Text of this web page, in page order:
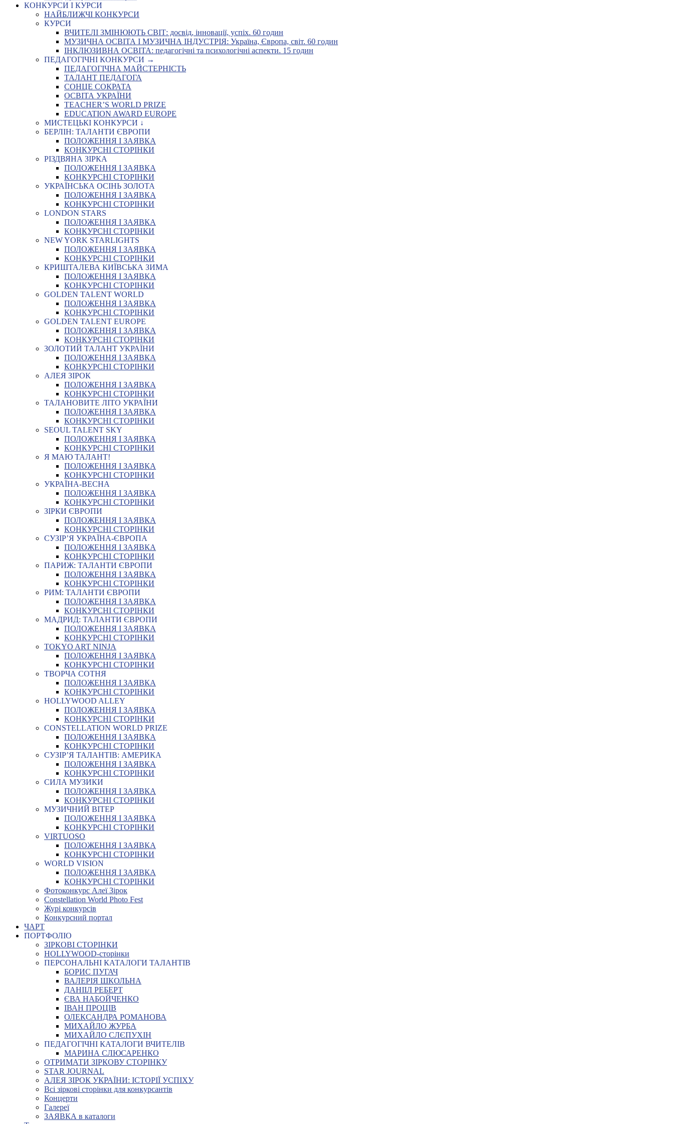
КОНКУРСИ І КУРСИ
НАЙБЛИЖЧІ КОНКУРСИ
КУРСИ
ВЧИТЕЛІ ЗМІНЮЮТЬ СВІТ: досвід, інновації, успіх. 60 годин
МУЗИЧНА ОСВІТА І МУЗИЧНА ІНДУСТРІЯ: Україна, Європа, світ. 60 годин
ІНКЛЮЗИВНА ОСВІТА: педагогічні та психологічні аспекти. 15 годин
ПЕДАГОГІЧНІ КОНКУРСИ →
ПЕДАГОГІЧНА МАЙСТЕРНІСТЬ
ТАЛАНТ ПЕДАГОГА
СОНЦЕ СОКРАТА
ОСВІТА УКРАЇНИ
TEACHER’S WORLD PRIZE
EDUCATION AWARD EUROPE
МИСТЕЦЬКІ КОНКУРСИ ↓
БЕРЛІН: ТАЛАНТИ ЄВРОПИ
ПОЛОЖЕННЯ І ЗАЯВКА
КОНКУРСНІ СТОРІНКИ
РІЗДВЯНА ЗІРКА
ПОЛОЖЕННЯ І ЗАЯВКА
КОНКУРСНІ СТОРІНКИ
УКРАЇНСЬКА ОСІНЬ ЗОЛОТА
ПОЛОЖЕННЯ І ЗАЯВКА
КОНКУРСНІ СТОРІНКИ
LONDON STARS
ПОЛОЖЕННЯ І ЗАЯВКА
КОНКУРСНІ СТОРІНКИ
NEW YORK STARLIGHTS
ПОЛОЖЕННЯ І ЗАЯВКА
КОНКУРСНІ СТОРІНКИ
КРИШТАЛЕВА КИЇВСЬКА ЗИМА
ПОЛОЖЕННЯ І ЗАЯВКА
КОНКУРСНІ СТОРІНКИ
GOLDEN TALENT WORLD
ПОЛОЖЕННЯ І ЗАЯВКА
КОНКУРСНІ СТОРІНКИ
GOLDEN TALENT EUROPE
ПОЛОЖЕННЯ І ЗАЯВКА
КОНКУРСНІ СТОРІНКИ
ЗОЛОТИЙ ТАЛАНТ УКРАЇНИ
ПОЛОЖЕННЯ І ЗАЯВКА
КОНКУРСНІ СТОРІНКИ
АЛЕЯ ЗІРОК
ПОЛОЖЕННЯ І ЗАЯВКА
КОНКУРСНІ СТОРІНКИ
ТАЛАНОВИТЕ ЛІТО УКРАЇНИ
ПОЛОЖЕННЯ І ЗАЯВКА
КОНКУРСНІ СТОРІНКИ
SEOUL TALENT SKY
ПОЛОЖЕННЯ І ЗАЯВКА
КОНКУРСНІ СТОРІНКИ
Я МАЮ ТАЛАНТ!
ПОЛОЖЕННЯ І ЗАЯВКА
КОНКУРСНІ СТОРІНКИ
УКРАЇНА-ВЕСНА
ПОЛОЖЕННЯ І ЗАЯВКА
КОНКУРСНІ СТОРІНКИ
ЗІРКИ ЄВРОПИ
ПОЛОЖЕННЯ І ЗАЯВКА
КОНКУРСНІ СТОРІНКИ
СУЗІР’Я УКРАЇНА-ЄВРОПА
ПОЛОЖЕННЯ І ЗАЯВКА
КОНКУРСНІ СТОРІНКИ
ПАРИЖ: ТАЛАНТИ ЄВРОПИ
ПОЛОЖЕННЯ І ЗАЯВКА
КОНКУРСНІ СТОРІНКИ
РИМ: ТАЛАНТИ ЄВРОПИ
ПОЛОЖЕННЯ І ЗАЯВКА
КОНКУРСНІ СТОРІНКИ
МАДРИД: ТАЛАНТИ ЄВРОПИ
ПОЛОЖЕННЯ І ЗАЯВКА
КОНКУРСНІ СТОРІНКИ
TOKYO ART NINJA
ПОЛОЖЕННЯ І ЗАЯВКА
КОНКУРСНІ СТОРІНКИ
ТВОРЧА СОТНЯ
ПОЛОЖЕННЯ І ЗАЯВКА
КОНКУРСНІ СТОРІНКИ
HOLLYWOOD ALLEY
ПОЛОЖЕННЯ І ЗАЯВКА
КОНКУРСНІ СТОРІНКИ
CONSTELLATION WORLD PRIZE
ПОЛОЖЕННЯ І ЗАЯВКА
КОНКУРСНІ СТОРІНКИ
СУЗІР’Я ТАЛАНТІВ: АМЕРИКА
ПОЛОЖЕННЯ І ЗАЯВКА
КОНКУРСНІ СТОРІНКИ
СИЛА МУЗИКИ
ПОЛОЖЕННЯ І ЗАЯВКА
КОНКУРСНІ СТОРІНКИ
МУЗИЧНИЙ ВІТЕР
ПОЛОЖЕННЯ І ЗАЯВКА
КОНКУРСНІ СТОРІНКИ
VIRTUOSO
ПОЛОЖЕННЯ І ЗАЯВКА
КОНКУРСНІ СТОРІНКИ
WORLD VISION
ПОЛОЖЕННЯ І ЗАЯВКА
КОНКУРСНІ СТОРІНКИ
Фотоконкурс Алеї Зірок
Constellation World Photo Fest
Журі конкурсів
Конкурсний портал
ЧАРТ
ПОРТФОЛІО
ЗІРКОВІ СТОРІНКИ
HOLLYWOOD-сторінки
ПЕРСОНАЛЬНІ КАТАЛОГИ ТАЛАНТІВ
БОРИС ПУГАЧ
ВАЛЕРІЯ ШКОЛЬНА
ДАНІІЛ РЕБЕРТ
ЄВА НАБОЙЧЕНКО
ІВАН ПРОЦІВ
ОЛЕКСАНДРА РОМАНОВА
МИХАЙЛО ЖУРБА
МИХАЙЛО СЛЄПУХІН
ПЕДАГОГІЧНІ КАТАЛОГИ ВЧИТЕЛІВ
МАРИНА СЛЮСАРЕНКО
ОТРИМАТИ ЗІРКОВУ СТОРІНКУ
STAR JOURNAL
АЛЕЯ ЗІРОК УКРАЇНИ: ІСТОРІЇ УСПІХУ
Всі зіркові сторінки для конкурсантів
Концерти
Галереї
ЗАЯВКА в каталоги